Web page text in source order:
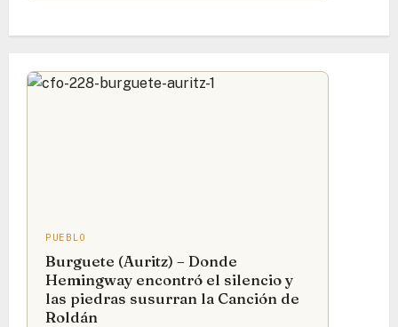
PUEBLO
Burguete (Auritz) – Donde
Hemingway encontró el silencio y
las piedras susurran la Canción de
Roldán